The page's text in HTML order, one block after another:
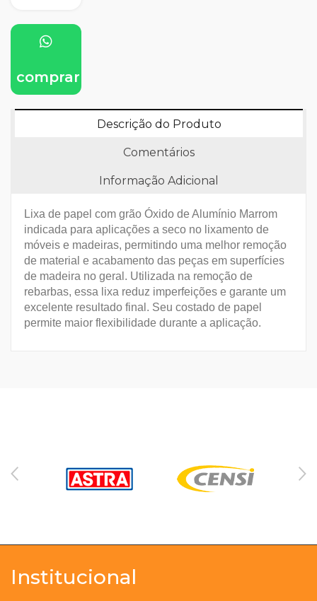
comprar
Descrição do Produto
Comentários
Informação Adicional
Lixa de papel com grão Óxido de Alumínio Marrom
indicada para aplicações a seco no lixamento de
móveis e madeiras, permitindo uma melhor remoção
de material e acabamento das peças em superfícies
de madeira no geral. Utilizada na remoção de
rebarbas, essa lixa reduz imperfeições e garante um
excelente resultado final. Seu costado de papel
permite maior flexibilidade durante a aplicação.
Institucional